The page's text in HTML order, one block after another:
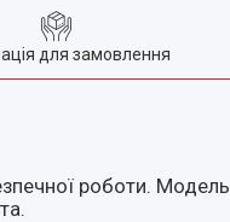
для замовлення
роботи. Модель